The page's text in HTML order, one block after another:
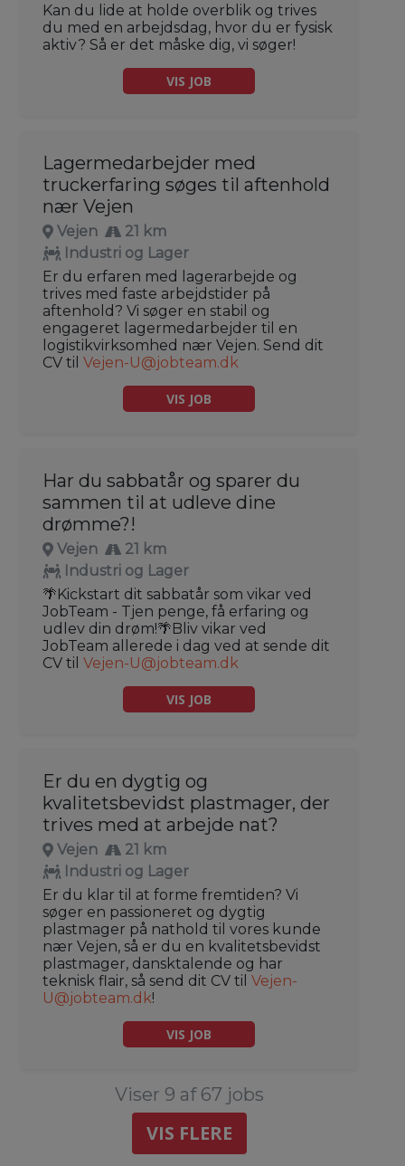
Kan du lide at holde overblik og trives
du med en arbejdsdag, hvor du er fysisk
aktiv? Så er det måske dig, vi søger!
VIS JOB
Lagermedarbejder med
truckerfaring søges til aftenhold
nær Vejen
Vejen
21 km
Industri og Lager
Er du erfaren med lagerarbejde og
trives med faste arbejdstider på
aftenhold? Vi søger en stabil og
engageret lagermedarbejder til en
logistikvirksomhed nær Vejen. Send dit
CV til Vejen-U@jobteam.dk
VIS JOB
Har du sabbatår og sparer du
sammen til at udleve dine
drømme?!
Vejen
21 km
Industri og Lager
🌴Kickstart dit sabbatår som vikar ved
JobTeam - Tjen penge, få erfaring og
udlev din drøm!🌴Bliv vikar ved
JobTeam allerede i dag ved at sende dit
CV til Vejen-U@jobteam.dk
VIS JOB
Er du en dygtig og
kvalitetsbevidst plastmager, der
trives med at arbejde nat?
Vejen
21 km
Industri og Lager
Er du klar til at forme fremtiden? Vi
søger en passioneret og dygtig
plastmager på nathold til vores kunde
nær Vejen, så er du en kvalitetsbevidst
plastmager, dansktalende og har
teknisk flair, så send dit CV til Vejen-
U@jobteam.dk!
VIS JOB
Viser 9 af 67 jobs
VIS FLERE